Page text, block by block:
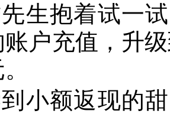
生抱着试一
户充值，升
小额返现的